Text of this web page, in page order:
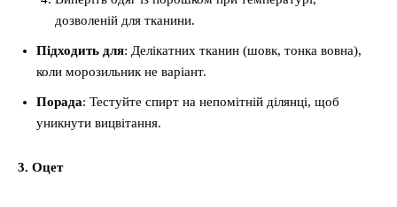
дозволеній для тканини.
Підходить для: Делікатних тканин (шовк, тонка вовна),
коли морозильник не варіант.
Порада: Тестуйте спирт на непомітній ділянці, щоб
уникнути вицвітання.
3. Оцет